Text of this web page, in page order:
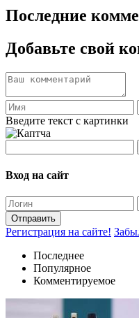
Последние
Добавьте свой
Введите текст с картинки
Вход на сайт
Отправить
Регистрация на сайте!
Последнее
Популярное
Комментируемое